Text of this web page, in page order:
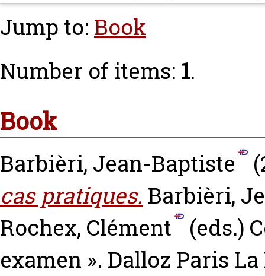
Jump to: Book
Number of items: 1.
Book
Barbièri, Jean-Baptiste
cas pratiques. Barbièri,
Rochex, Clément
(eds.)
examen ». Dalloz Paris